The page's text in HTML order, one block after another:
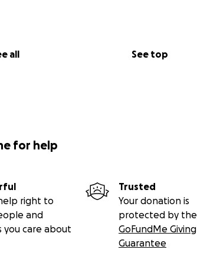
all See top
for help
right to
and
you care about
Trusted
Your donation is
protected by the
GoFundMe Giving
Guarantee